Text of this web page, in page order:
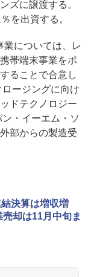
ズに譲渡する。
を出資する。
については、レ
帯端末事業をポ
ることで合意し
ージングに向け
ドテクノロジー
・イーエム・ソ
部からの製造受
決算は増収増
却は11月中旬ま